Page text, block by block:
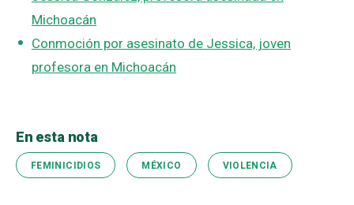
Michoacán
Conmoción por asesinato de Jessica, joven
profesora en Michoacán
En esta nota
FEMINICIDIOS MÉXICO VIOLENCIA